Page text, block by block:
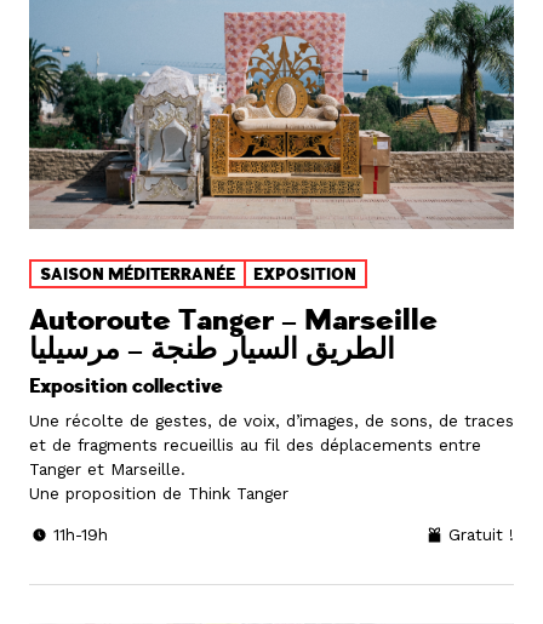
SAISON MÉDITERRANÉE EXPOSITION
Autoroute Tanger – Marseille
الطريق السيار طنجة – مرسيليا
Exposition collective
Une récolte de gestes, de voix, d’images, de sons, de traces
et de fragments recueillis au fil des déplacements entre
Tanger et Marseille.
Une proposition de Think Tanger
11h-19h Gratuit !